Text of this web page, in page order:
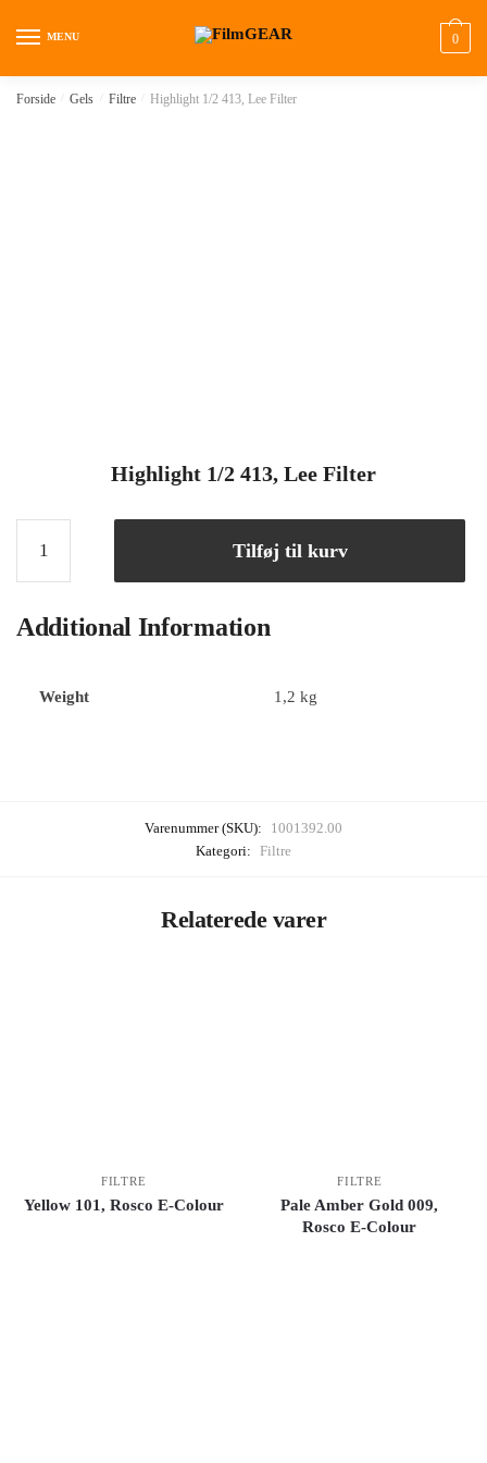
MENU 0
Forside Gels Filtre Highlight 1/2 413, Lee Filter
Highlight 1/2 413, Lee Filter
Tilføj til kurv
Additional Information
Weight 1,2 kg
Varenummer (SKU):
1001392.00
Kategori: Filtre
Relaterede varer
FILTRE
Yellow 101, Rosco E-Colour
FILTRE
Pale Amber Gold 009,
Rosco E-Colour